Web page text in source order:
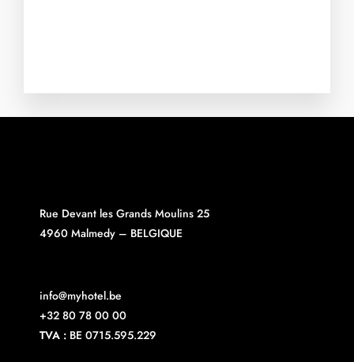
Rue Devant les Grands Moulins 25
4960 Malmedy – BELGIQUE
info@myhotel.be
+32 80 78 00 00
TVA : BE 0715.595.229